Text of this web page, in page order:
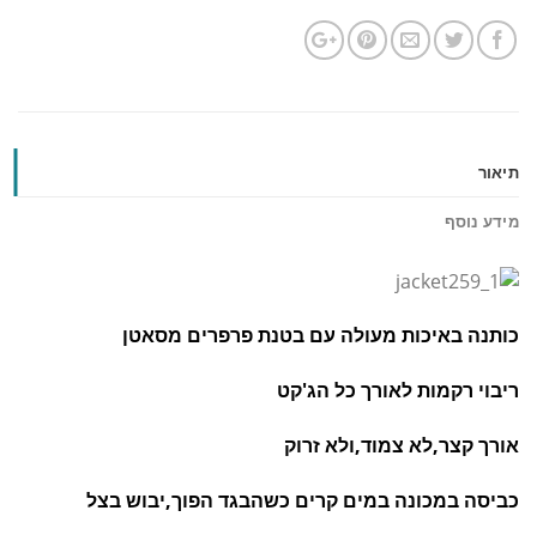
תיאור
מידע נוסף
כותנה באיכות מעולה עם בטנת פרפרים מסאטן
ריבוי רקמות לאורך כל הג'קט
אורך קצר,לא צמוד,ולא זרוק
כביסה במכונה במים קרים כשהבגד הפוך,יבוש בצל